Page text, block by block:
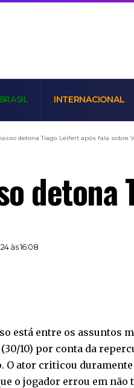
BRASIL INTERNACIONAL
detona Tiago Leifert após fala sobre
detona
às 16:08
está entre os assuntos
10) por conta da
O ator criticou
o jogador errou em